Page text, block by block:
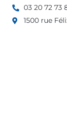
03 20 72 73
1500 rue